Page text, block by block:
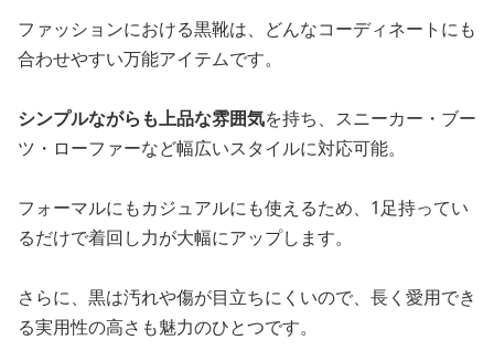
ファッションにおける黒靴は、どんなコーディネートにも
合わせやすい万能アイテムです。
シンプルながらも上品な雰囲気を持ち、スニーカー・ブー
ツ・ローファーなど幅広いスタイルに対応可能。
フォーマルにもカジュアルにも使えるため、1足持ってい
るだけで着回し力が大幅にアップします。
さらに、黒は汚れや傷が目立ちにくいので、長く愛用でき
る実用性の高さも魅力のひとつです。